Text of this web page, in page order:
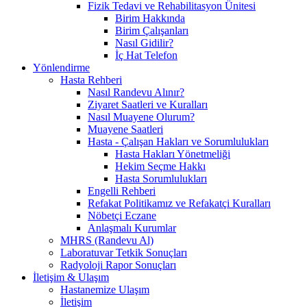
Fizik Tedavi ve Rehabilitasyon Ünitesi
Birim Hakkında
Birim Çalışanları
Nasıl Gidilir?
İç Hat Telefon
Yönlendirme
Hasta Rehberi
Nasıl Randevu Alınır?
Ziyaret Saatleri ve Kuralları
Nasıl Muayene Olurum?
Muayene Saatleri
Hasta - Çalışan Hakları ve Sorumlulukları
Hasta Hakları Yönetmeliği
Hekim Seçme Hakkı
Hasta Sorumlulukları
Engelli Rehberi
Refakat Politikamız ve Refakatçi Kuralları
Nöbetçi Eczane
Anlaşmalı Kurumlar
MHRS (Randevu Al)
Laboratuvar Tetkik Sonuçları
Radyoloji Rapor Sonuçları
İletişim & Ulaşım
Hastanemize Ulaşım
İletişim